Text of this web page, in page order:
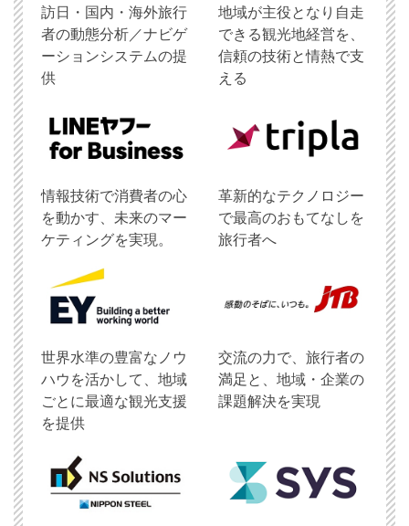
訪日・国内・海外旅行
者の動態分析／ナビゲ
ーションシステムの提
供
地域が主役となり自走
できる観光地経営を、
信頼の技術と情熱で支
える
情報技術で消費者の心
を動かす、未来のマー
ケティングを実現。
革新的なテクノロジー
で最高のおもてなしを
旅行者へ
世界水準の豊富なノウ
ハウを活かして、地域
ごとに最適な観光支援
を提供
交流の力で、旅行者の
満足と、地域・企業の
課題解決を実現